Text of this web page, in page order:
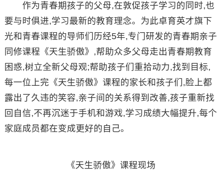
作为青春期孩子的父母,在敦促孩子学习的同时,也
要与时俱进,学习最新的教育理念。为此卓育英才旗下
光和青春课程的导师们历经5年,专门研发的青春期亲子
同修课程《天生骄傲》,帮助众多父母走出青春期教育
困惑,树立全新父母观;帮助孩子们重拾动力,找到目标,
每一位上完《天生骄傲》课程的家长和孩子们,脸上都
露出了久违的笑容,亲子间的关系得到改善,孩子重新找
回自信,不再沉迷于手机和游戏,学习成绩大幅提升,每个
家庭成员都在变成更好的自己。
《天生骄傲》课程现场